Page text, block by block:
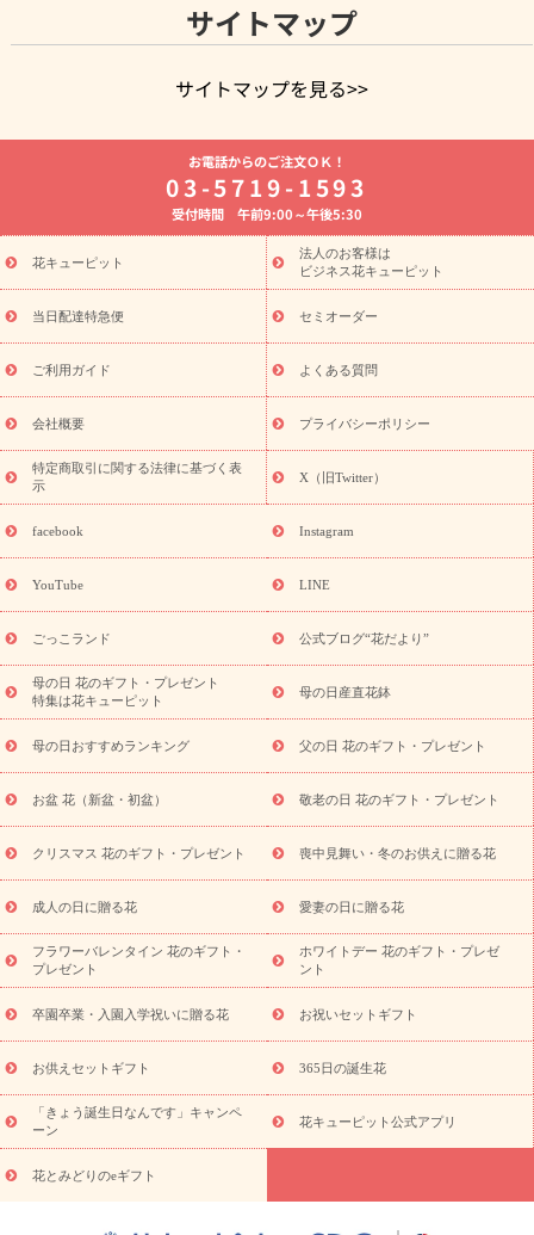
サイトマップ
サイトマップを見る>>
よく贈られる花
お祝いの花特集
誕生日フラワーギフト特集
8月の誕生花(トルコキキョウ)
開店・開業祝い
お供え・お悔やみ お供え・お悔やみの花
通夜・葬儀に贈る花 胡蝶蘭・花鉢
ーブドフラワー
季節のイベント
ひまわり ギフト・プレゼント
特集
お盆 花（新盆・初盆） 季節のイベント
お盆 花（新
盆・初盆）
お盆 花（新盆・初盆）
お盆・お供え 花とセットギ
フト
お盆・お供え プリザーブドフラワー
ひまわり ギフト・プ
レゼント特集
夏の花贈り・お中元・暑中見舞い 花のギフト特集
敬老の日におくる花ギフト・プレゼント特集
花ギフト・プレゼント特集
敬老の日 花のおすすめランキング
敬
老の日 花鉢植えのギフト・プレゼント特集
敬老の日 花とセットギ
フト・プレゼント特集
敬老の日の花 全てのギフト一覧
キャン
ペーン
映画『ウォーターガーディアンズ』コラボキャンペーン
「きょう誕生日なんです」キャンペーン
誕生日の花を探す
誕生日フラワーギフト 誕生日フラワーギフト特集
(トルコキキョウ)
9月の誕生花(リンドウ)
ら探す
お祝いの花特集 当日配達特急便 お祝い商品一覧
念日
結婚祝い 出産祝い 退院祝い・快気祝い
寿祝い
プチギフト ペットのお祝いフラワー
供え・お悔やみ商品一覧
お供え・お悔やみの花
四十九日法要以
お供え プリザーブドフラワー
ペットのお供えフラワー
お盆（新
盆・初盆）
その他 お祝い返し お見舞い
お取り寄せギフト
ビジネス用
ご自宅用 観葉植物 ミディ胡蝶蘭
プリザーブ
ドフラワー
スタイルから探す アレンジメント 花束
スタ
ンド花
お祝い お供え・お悔やみ 胡蝶蘭 胡蝶蘭・花鉢
ディ胡蝶蘭・お祝い
ミディ胡蝶蘭・お供え
世界初の青色胡蝶蘭
観葉植物
観葉植物 産直多肉植物
プリザーブドフラワー
お祝い
お供え・お悔やみ 花とセットギフト
セミオーダー
プチギフト（hanamore -ハナモア-）
花とみどりのeギフト
キューピットのeGfit
カラー ピンク イエローオレンジ
レッ
ド
お花の種類 トルコキキョウ
お祝い お祝い・3000円～ お祝い・4000円～
お祝い・
5000円～
お祝い・7000円～ お祝い・ 10000円～
お供え・お
悔やみ
円～
お供え・お悔やみ・
お電話からのご注文ＯＫ！
03-5719-1593
受付時間 午前9:00～午後5:30
花キューピット
法人のお客様は
ビジネス花キューピット
当日配達特急便 セミオーダー
ご利用ガイド よくある質問
会社概要 プライバシーポリシー
特定商取引に関する法律に基づく表
示
X（旧Twitter）
facebook Instagram
YouTube LINE
ごっこランド 公式ブログ“花だより”
母の日 花のギフト・プレゼント
特集は花キューピット
母の日産直花鉢
母の日おすすめランキング 父の日 花のギフト・プレゼント
お盆 花（新盆・初盆） 敬老の日 花のギフト・プレゼント
クリスマス 花のギフト・プレゼント 喪中見舞い・冬のお供えに贈る花
成人の日に贈る花 愛妻の日に贈る花
フラワーバレンタイン 花のギフト・
プレゼント
ホワイトデー 花のギフト・プレゼ
ント
卒園卒業・入園入学祝いに贈る花 お祝いセットギフト
お供えセットギフト 365日の誕生花
「きょう誕生日なんです」キャンペ
ーン
花キューピット公式アプリ
花とみどりのeギフト